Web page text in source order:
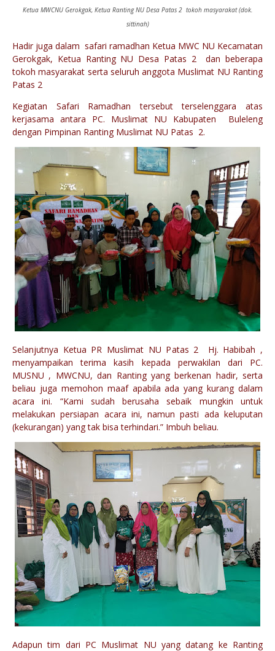
Ketua MWCNU Gerokgak, Ketua Ranting NU Desa Patas 2 tokoh masyarakat (dok.
sittinah)
Hadir juga dalam safari ramadhan Ketua MWC NU Kecamatan
Gerokgak, Ketua Ranting NU Desa Patas 2 dan beberapa
tokoh masyarakat serta seluruh anggota Muslimat NU Ranting
Patas 2
Kegiatan Safari Ramadhan tersebut terselenggara atas
kerjasama antara PC. Muslimat NU Kabupaten Buleleng
dengan Pimpinan Ranting Muslimat NU Patas 2.
Selanjutnya Ketua PR Muslimat NU Patas 2 Hj. Habibah ,
menyampaikan terima kasih kepada perwakilan dari PC.
MUSNU , MWCNU, dan Ranting yang berkenan hadir, serta
beliau juga memohon maaf apabila ada yang kurang dalam
acara ini. “Kami sudah berusaha sebaik mungkin untuk
melakukan persiapan acara ini, namun pasti ada keluputan
(kekurangan) yang tak bisa terhindari.” Imbuh beliau.
Adapun tim dari PC Muslimat NU yang datang ke Ranting